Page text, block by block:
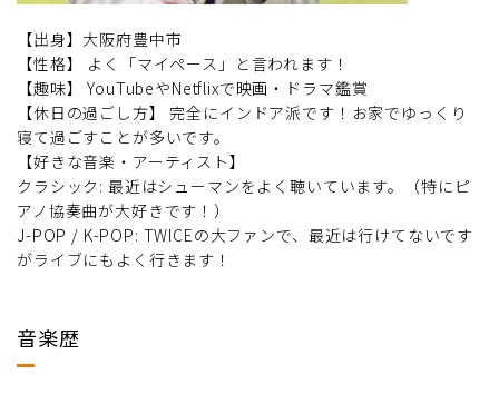
【出身】大阪府豊中市
【性格】 よく「マイペース」と言われます！
【趣味】 YouTubeやNetflixで映画・ドラマ鑑賞
【休日の過ごし方】 完全にインドア派です！お家でゆっくり
寝て過ごすことが多いです。
【好きな音楽・アーティスト】
クラシック: 最近はシューマンをよく聴いています。（特にピ
アノ協奏曲が大好きです！）
J-POP / K-POP: TWICEの大ファンで、最近は行けてないです
がライブにもよく行きます！
音楽歴